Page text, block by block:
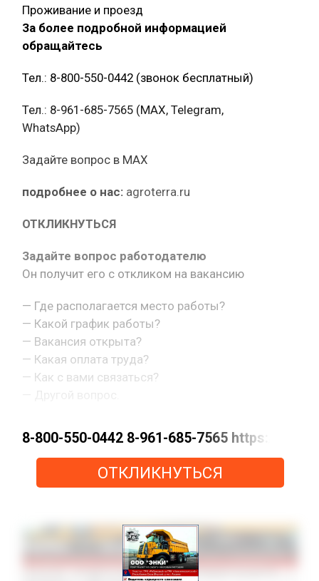
Проживание и проезд
За более подробной информацией
обращайтесь
Тел.: 8-800-550-0442 (звонок бесплатный)
Тел.: 8-961-685-7565 (МАХ, Telegram,
WhatsApp)
Задайте вопрос в MAX
подробнее о нас: agroterra.ru
ОТКЛИКНУТЬСЯ
Задайте вопрос работодателю
Он получит его с откликом на вакансию
— Где располагается место работы?
— Какой график работы?
— Вакансия открыта?
— Какая оплата труда?
— Как с вами связаться?
8-800-550-0442 8-961-685-7565 https://
ОТКЛИКНУТЬСЯ